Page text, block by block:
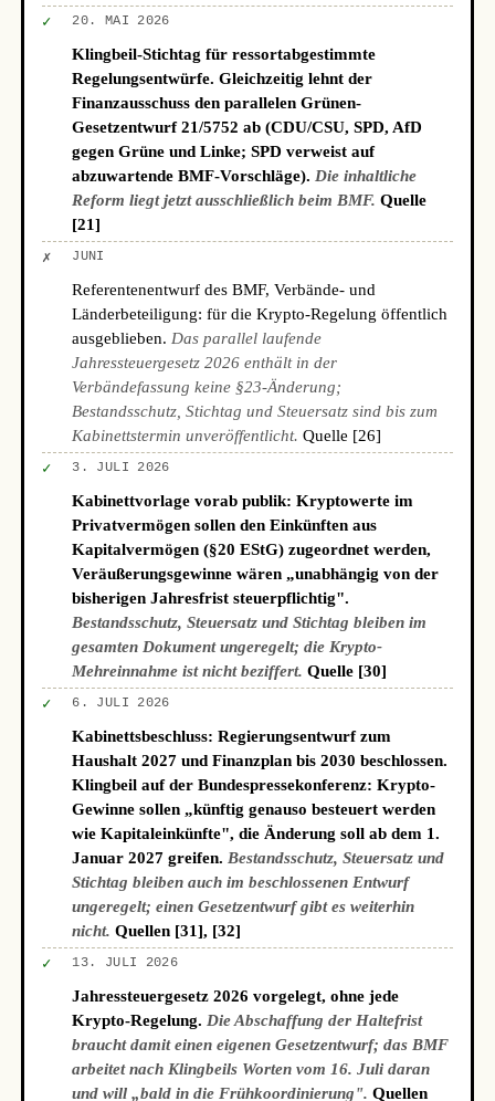
✓ 20. MAI 2026
Klingbeil-Stichtag für ressortabgestimmte
Regelungsentwürfe. Gleichzeitig lehnt der
Finanzausschuss den parallelen Grünen-
Gesetzentwurf 21/5752 ab (CDU/CSU, SPD, AfD
gegen Grüne und Linke; SPD verweist auf
abzuwartende BMF-Vorschläge). Die inhaltliche
Reform liegt jetzt ausschließlich beim BMF. Quelle
[21]
✗ JUNI
Referentenentwurf des BMF, Verbände- und
Länderbeteiligung: für die Krypto-Regelung öffentlich
ausgeblieben. Das parallel laufende
Jahressteuergesetz 2026 enthält in der
Verbändefassung keine §23-Änderung;
Bestandsschutz, Stichtag und Steuersatz sind bis zum
Kabinettstermin unveröffentlicht. Quelle [26]
✓ 3. JULI 2026
Kabinettvorlage vorab publik: Kryptowerte im
Privatvermögen sollen den Einkünften aus
Kapitalvermögen (§20 EStG) zugeordnet werden,
Veräußerungsgewinne wären „unabhängig von der
bisherigen Jahresfrist steuerpflichtig".
Bestandsschutz, Steuersatz und Stichtag bleiben im
gesamten Dokument ungeregelt; die Krypto-
Mehreinnahme ist nicht beziffert. Quelle [30]
✓ 6. JULI 2026
Kabinettsbeschluss: Regierungsentwurf zum
Haushalt 2027 und Finanzplan bis 2030 beschlossen.
Klingbeil auf der Bundespressekonferenz: Krypto-
Gewinne sollen „künftig genauso besteuert werden
wie Kapitaleinkünfte", die Änderung soll ab dem 1.
Januar 2027 greifen. Bestandsschutz, Steuersatz und
Stichtag bleiben auch im beschlossenen Entwurf
ungeregelt; einen Gesetzentwurf gibt es weiterhin
nicht. Quellen [31], [32]
✓ 13. JULI 2026
Jahressteuergesetz 2026 vorgelegt, ohne jede
Krypto-Regelung. Die Abschaffung der Haltefrist
braucht damit einen eigenen Gesetzentwurf; das BMF
arbeitet nach Klingbeils Worten vom 16. Juli daran
und will „bald in die Frühkoordinierung". Quellen